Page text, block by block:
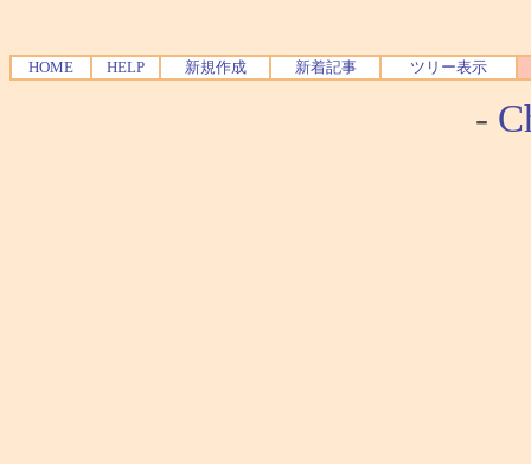
HOME HELP 新規作成 新着記事 ツリー表示
-